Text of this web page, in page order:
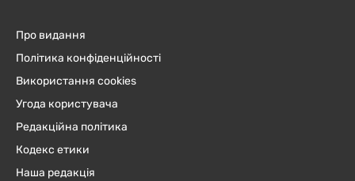
Про видання
Політика конфіденційності
Використання cookies
Угода користувача
Редакційна політика
Кодекс етики
Наша редакція